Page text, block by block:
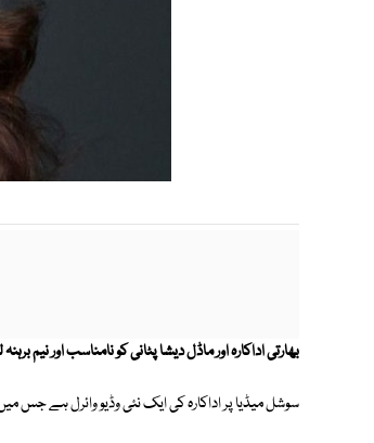
بھارتی اداکارہ اور ماڈل دیشا پٹانی کو نامناسب اور نیم
سوشل میڈیا پر اداکارہ کی ایک نئی وڈیو وائرل ہے جس